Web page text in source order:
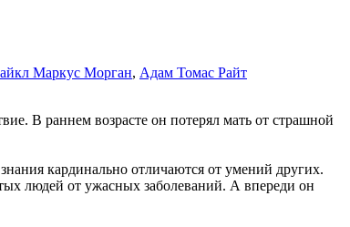
Маркус Морган, Адам Томас Райт
В раннем возрасте он потерял мать от страшной
кардинально отличаются от умений других.
людей от ужасных заболеваний. А впереди он